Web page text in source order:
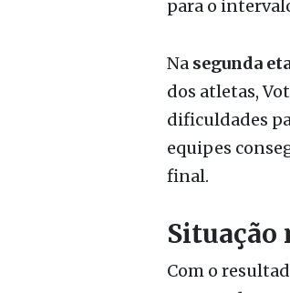
para o
Na segunda
dos atletas,
dificuldades
equipes
final.
Situação
Com o